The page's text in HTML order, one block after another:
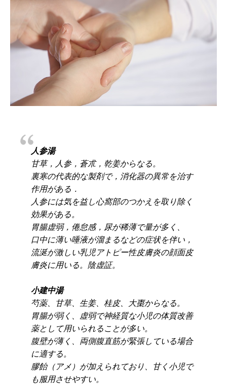
人参湯
甘草，人参，蒼朮，乾姜からなる。
裏寒の代表的な製剤で，消化器の異常を治す
作用がある．
人参には気を益し心窩部のつかえを取り除く
効果がある。
胃腸虚弱，倦怠感，尿が稀薄で量が多く、
口中に薄い唾液が溜まるなどの症状を伴い，
流涎が激しい乳児アトピー性皮膚炎の顔面皮
膚炎に用いる。陰虚証。
小建中湯
芍薬、甘草、生姜、桂皮、大棗からなる。
胃腸が弱く、虚弱で神経質な小児の体質改善
薬として用いられることが多い。
腹壁が薄く、両側腹直筋が緊張している場合
に適する。
膠飴（アメ）が加えられており、甘く小児で
も服用させやすい。